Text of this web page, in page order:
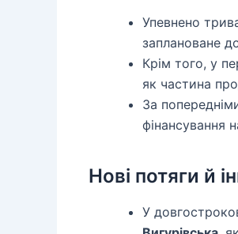
Упевнено
заплановане
Крім того, у
як частина
За
фінансування
Нові потяги й
У